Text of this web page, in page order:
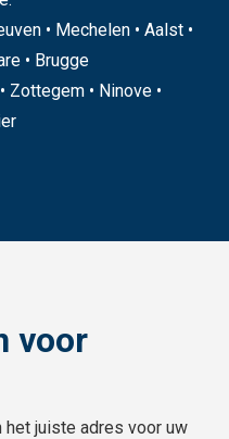
• Mechelen • Aalst •
• Brugge
Zottegem • Ninove •
voor
het juiste adres voor uw